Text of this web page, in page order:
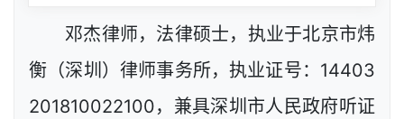
邓杰律师，法律硕士，执业于北京市炜
衡（深圳）律师事务所，执业证号：14403
201810022100，兼具深圳市人民政府听证